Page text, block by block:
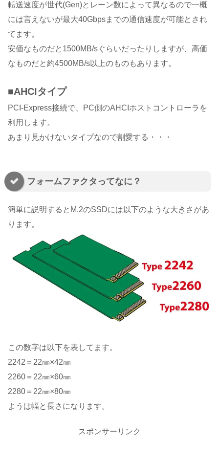
転送速度が世代(Gen)とレーン数によって異なるので一概
には言えないが最大40Gbpsまでの通信速度が可能とされ
てます。
安価なものだと1500MB/sぐらいだったりしますが、高価
なものだと約4500MB/s以上のものもあります。
■AHCIタイプ
PCI-Express接続で、PC側のAHCIホストコントローラを
利用します。
あまり見かけないタイプなので割愛する・・・
フォームファクタってなに？
簡単に説明するとM.2のSSDには以下のような大きさがあ
ります。
この数字は以下を表してます。
2242＝22㎜×42㎜
2260＝22㎜×60㎜
2280＝22㎜×80㎜
ようは幅と長さになります。
スポンサーリンク